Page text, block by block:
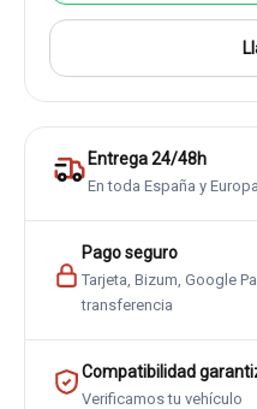
Entrega 24/48h
En toda España y Europa
Pago seguro
Tarjeta, Bizum, Google
transferencia
Compatibilidad
Verificamos tu vehículo